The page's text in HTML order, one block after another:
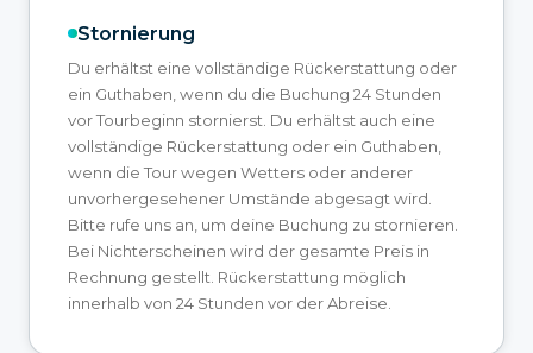
Stornierung
Du erhältst eine vollständige Rückerstattung oder
ein Guthaben, wenn du die Buchung 24 Stunden
vor Tourbeginn stornierst. Du erhältst auch eine
vollständige Rückerstattung oder ein Guthaben,
wenn die Tour wegen Wetters oder anderer
unvorhergesehener Umstände abgesagt wird.
Bitte rufe uns an, um deine Buchung zu stornieren.
Bei Nichterscheinen wird der gesamte Preis in
Rechnung gestellt. Rückerstattung möglich
innerhalb von 24 Stunden vor der Abreise.